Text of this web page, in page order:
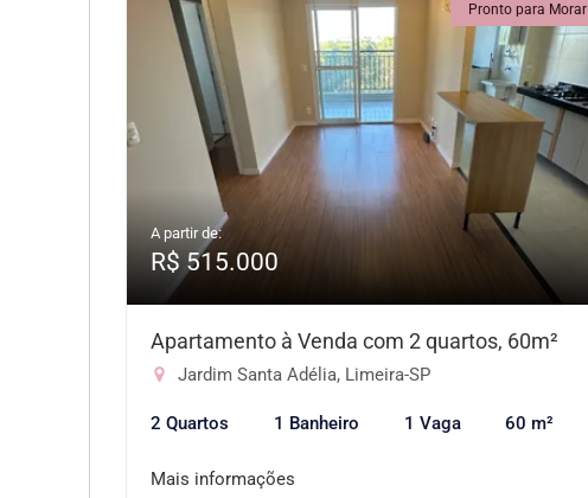
Pronto para Morar
A partir de:
R$ 515.000
Apartamento à Venda com 2 quartos, 60m²
Jardim Santa Adélia, Limeira-SP
2 Quartos 1 Banheiro 1 Vaga 60 m²
Mais informações